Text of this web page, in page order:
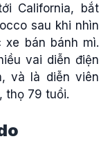
California, bắt
sau khi nhìn
xe bán bánh mì.
vai diễn điện
và là diễn viên
thọ 79 tuổi.